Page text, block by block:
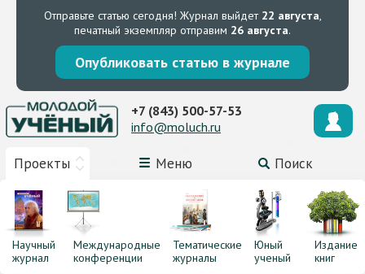
Отправьте статью сегодня! Журнал выйдет 22 августа,
печатный экземпляр отправим 26 августа.
Опубликовать статью в журнале
Проекты Меню Поиск
+7 (843) 500-57-53
info@moluch.ru
Научный
журнал
Международные
конференции
Тематические
журналы
Юный
ученый
Издание
книг